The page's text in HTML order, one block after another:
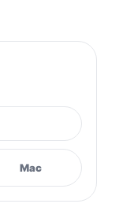
Mac